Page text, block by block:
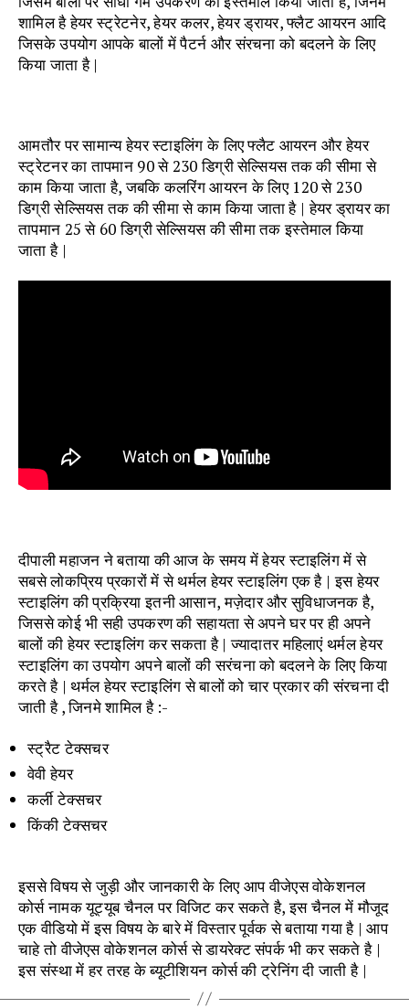
शामिल है हेयर स्ट्रेटनेर, हेयर कलर, हेयर ड्रायर, फ्लैट आयरन आदि
जिसके उपयोग आपके बालों में पैटर्न और संरचना को बदलने के लिए
किया जाता है |
आमतौर पर सामान्य हेयर स्टाइलिंग के लिए फ्लैट आयरन और हेयर
स्ट्रेटनर का तापमान 90 से 230 डिग्री सेल्सियस तक की सीमा से
काम किया जाता है, जबकि कलरिंग आयरन के लिए 120 से 230
डिग्री सेल्सियस तक की सीमा से काम किया जाता है | हेयर ड्रायर का
तापमान 25 से 60 डिग्री सेल्सियस की सीमा तक इस्तेमाल किया
जाता है |
दीपाली महाजन ने बताया की आज के समय में हेयर स्टाइलिंग में से
सबसे लोकप्रिय प्रकारों में से थर्मल हेयर स्टाइलिंग एक है | इस हेयर
स्टाइलिंग की प्रक्रिया इतनी आसान, मज़ेदार और सुविधाजनक है,
जिससे कोई भी सही उपकरण की सहायता से अपने घर पर ही अपने
बालों की हेयर स्टाइलिंग कर सकता है | ज्यादातर महिलाएं थर्मल हेयर
स्टाइलिंग का उपयोग अपने बालों की सरंचना को बदलने के लिए किया
करते है | थर्मल हेयर स्टाइलिंग से बालों को चार प्रकार की संरचना दी
जाती है , जिनमे शामिल है :-
स्ट्रैट टेक्सचर
वेवी हेयर
कर्ली टेक्सचर
किंकी टेक्सचर
इससे विषय से जुड़ी और जानकारी के लिए आप वीजेएस वोकेशनल
कोर्स नामक यूट्यूब चैनल पर विजिट कर सकते है, इस चैनल में मौजूद
एक वीडियो में इस विषय के बारे में विस्तार पूर्वक से बताया गया है | आप
चाहे तो वीजेएस वोकेशनल कोर्स से डायरेक्ट संपर्क भी कर सकते है |
इस संस्था में हर तरह के ब्यूटीशियन कोर्स की ट्रेनिंग दी जाती है |